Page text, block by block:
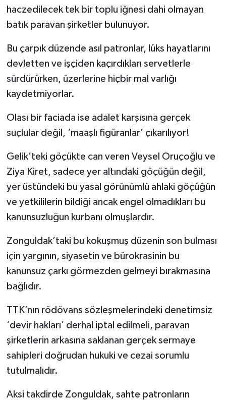
haczedilecek tek bir toplu iğnesi dahi olmayan
batık paravan şirketler bulunuyor.
Bu çarpık düzende asıl patronlar, lüks hayatlarını
devletten ve işçiden kaçırdıkları servetlerle
sürdürürken, üzerlerine hiçbir mal varlığı
kaydetmiyorlar.
Olası bir faciada ise adalet karşısına gerçek
suçlular değil, ‘maaşlı figüranlar’ çıkarılıyor!
Gelik’teki göçükte can veren Veysel Oruçoğlu ve
Ziya Kiret, sadece yer altındaki göçüğün değil,
yer üstündeki bu yasal görünümlü ahlaki göçüğün
ve yetkililerin bildiği ancak engel olmadıkları bu
kanunsuzluğun kurbanı olmuşlardır.
Zonguldak’taki bu kokuşmuş düzenin son bulması
için yargının, siyasetin ve bürokrasinin bu
kanunsuz çarkı görmezden gelmeyi bırakmasına
bağlıdır.
TTK’nın rödövans sözleşmelerindeki denetimsiz
‘devir hakları’ derhal iptal edilmeli, paravan
şirketlerin arkasına saklanan gerçek sermaye
sahipleri doğrudan hukuki ve cezai sorumlu
tutulmalıdır.
Aksi takdirde Zonguldak, sahte patronların